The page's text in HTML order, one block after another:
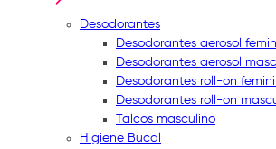
Desodorantes
Desodorantes aerosol
Desodorantes aerosol
Desodorantes roll-on
Desodorantes roll-on
Talcos masculino
Higiene Bucal